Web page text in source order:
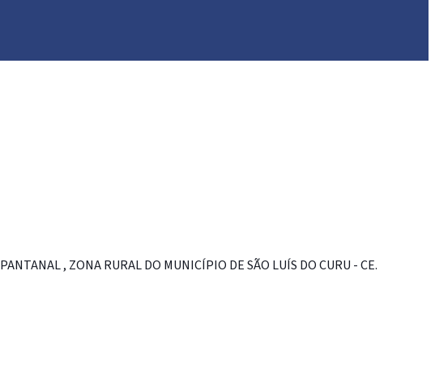
, ZONA RURAL DO MUNICÍPIO DE SÃO LUÍS DO CURU - CE.